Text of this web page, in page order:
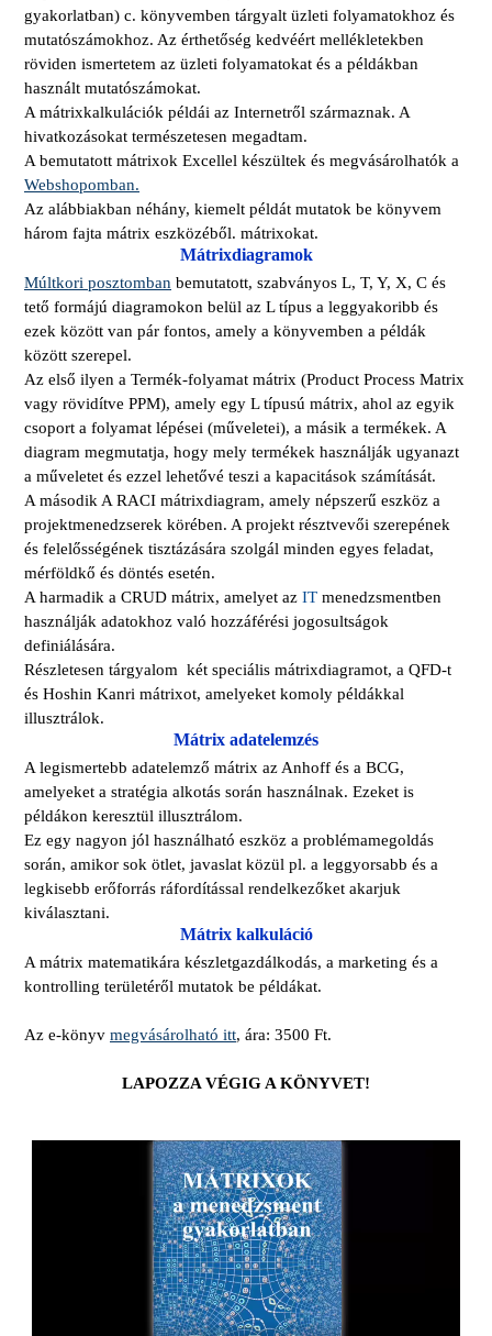
gyakorlatban) c. könyvemben tárgyalt üzleti folyamatokhoz és
mutatószámokhoz. Az érthetőség kedvéért mellékletekben
röviden ismertetem az üzleti folyamatokat és a példákban
használt mutatószámokat.
A mátrixkalkulációk példái az Internetről származnak. A
hivatkozásokat természetesen megadtam.
A bemutatott mátrixok Excellel készültek és megvásárolhatók a
Webshopomban.
Az alábbiakban néhány, kiemelt példát mutatok be könyvem
három fajta mátrix eszközéből. mátrixokat.
Mátrixdiagramok
Múltkori posztomban bemutatott, szabványos L, T, Y, X, C és
tető formájú diagramokon belül az L típus a leggyakoribb és
ezek között van pár fontos, amely a könyvemben a példák
között szerepel.
Az első ilyen a Termék-folyamat mátrix (Product Process Matrix
vagy rövidítve PPM), amely egy Ltípusú mátrix, ahol az egyik
csoport a folyamat lépései (műveletei), a másik a termékek. A
diagram megmutatja, hogy mely termékek használják ugyanazt
a műveletet és ezzel lehetővé teszi a kapacitások számítását.
A második A RACI mátrixdiagram, amely népszerű eszköz a
projektmenedzserek körében. A projekt résztvevői szerepének
és felelősségének tisztázására szolgál minden egyes feladat,
mérföldkő és döntés esetén.
A harmadik a CRUD mátrix, amelyet az IT menedzsmentben
használják adatokhoz való hozzáférési jogosultságok
definiálására.
Részletesen tárgyalom két speciális mátrixdiagramot, a QFD-t
és Hoshin Kanri mátrixot, amelyeket komoly példákkal
illusztrálok.
Mátrix adatelemzés
A legismertebb adatelemző mátrix az Anhoff és a BCG,
amelyeket a stratégia alkotás során használnak. Ezeket is
példákon keresztül illusztrálom.
Ez egy nagyon jól használható eszköz a problémamegoldás
során, amikor sok ötlet, javaslat közül pl. a leggyorsabb és a
legkisebb erőforrás ráfordítással rendelkezőket akarjuk
kiválasztani.
Mátrix kalkuláció
A mátrix matematikára készletgazdálkodás, a marketing és a
kontrolling területéről mutatok be példákat.
Az e-könyv megvásárolható itt, ára: 3500 Ft.
LAPOZZA VÉGIG A KÖNYVET!